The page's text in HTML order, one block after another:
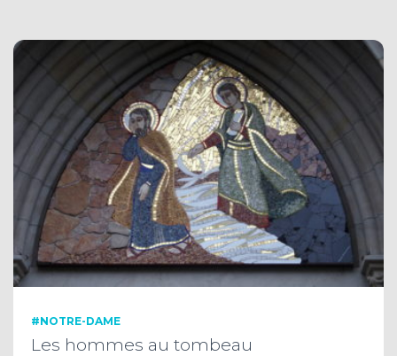
#NOTRE-DAME
Les hommes au tombeau